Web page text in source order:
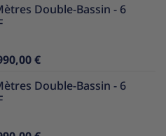
actuel
Double-Bassin - 6
€Le
actuel
Double-Bassin - 6